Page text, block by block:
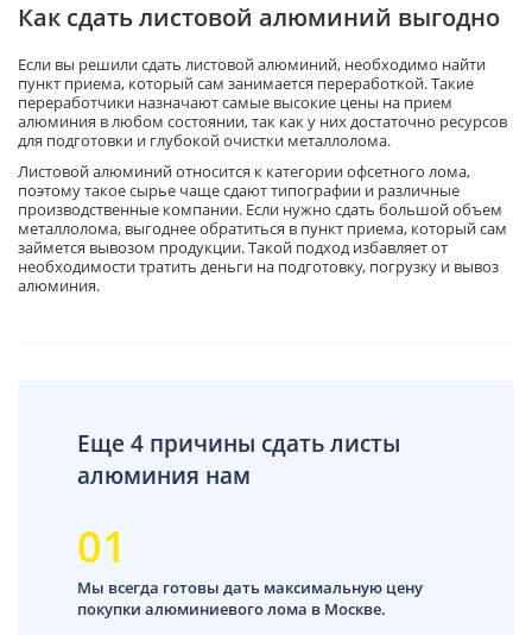
Как сдать листовой алюминий выгодно
Если вы решили сдать листовой алюминий, необходимо найти
пункт приема, который сам занимается переработкой. Такие
переработчики назначают самые высокие цены на прием
алюминия в любом состоянии, так как у них достаточно ресурсов
для подготовки и глубокой очистки металлолома.
Листовой алюминий относится к категории офсетного лома,
поэтому такое сырье чаще сдают типографии и различные
производственные компании. Если нужно сдать большой объем
металлолома, выгоднее обратиться в пункт приема, который сам
займется вывозом продукции. Такой подход избавляет от
необходимости тратить деньги на подготовку, погрузку и вывоз
алюминия.
Еще 4 причины сдать листы
алюминия нам
01
Мы всегда готовы дать максимальную цену
покупки алюминиевого лома в Москве.